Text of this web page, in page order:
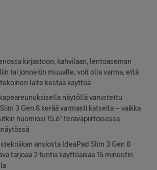
kirjastoon, kahvilaan, lentoaseman
tai jonnekin muualle, voit olla varma, että
laite kestää käyttöä
näytöllä varustettu
3 Gen 8 kerää varmasti katseita – vaikka
huomiosi 15.6" teräväpiirtoisessa
ansiosta IdeaPad Slim 3 Gen 8
tarjoaa 2 tuntia käyttöaikaa 15 minuutin